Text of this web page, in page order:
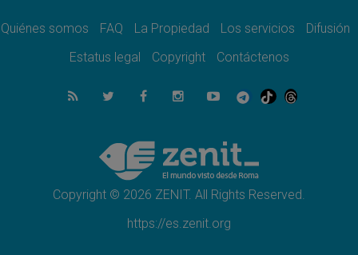
quienes bendicen la guerra
Ucrania: Ataque masivo en Kyiv durante la
05.08.2026
Colombo: "La visita del Papa a Argentina
05.08.2026
Iglesia en Uruguay: la visita del Papa
fortalecerá la fe y la esperanza
Quiénes somos FAQ La Propiedad Los servicios
Difusión
Estatus legal
Copyright Contáctenos
Copyright © 2026 ZENIT. All Rights Reserved.
https://es.zenit.org